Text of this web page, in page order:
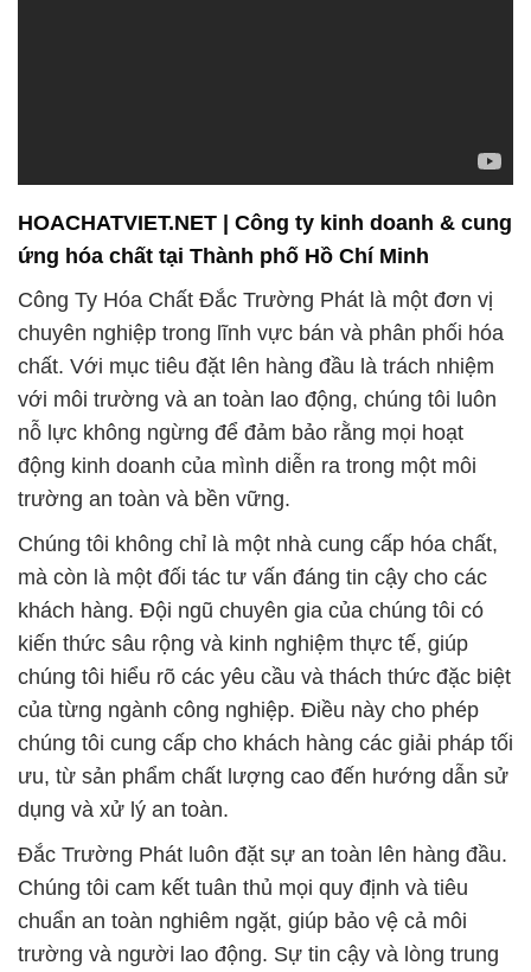
HOACHATVIET.NET | Công ty kinh doanh & cung
ứng hóa chất tại Thành phố Hồ Chí Minh
Công Ty Hóa Chất Đắc Trường Phát là một đơn vị
chuyên nghiệp trong lĩnh vực bán và phân phối hóa
chất. Với mục tiêu đặt lên hàng đầu là trách nhiệm
với môi trường và an toàn lao động, chúng tôi luôn
nỗ lực không ngừng để đảm bảo rằng mọi hoạt
động kinh doanh của mình diễn ra trong một môi
trường an toàn và bền vững.
Chúng tôi không chỉ là một nhà cung cấp hóa chất,
mà còn là một đối tác tư vấn đáng tin cậy cho các
khách hàng. Đội ngũ chuyên gia của chúng tôi có
kiến thức sâu rộng và kinh nghiệm thực tế, giúp
chúng tôi hiểu rõ các yêu cầu và thách thức đặc biệt
của từng ngành công nghiệp. Điều này cho phép
chúng tôi cung cấp cho khách hàng các giải pháp tối
ưu, từ sản phẩm chất lượng cao đến hướng dẫn sử
dụng và xử lý an toàn.
Đắc Trường Phát luôn đặt sự an toàn lên hàng đầu.
Chúng tôi cam kết tuân thủ mọi quy định và tiêu
chuẩn an toàn nghiêm ngặt, giúp bảo vệ cả môi
trường và người lao động. Sự tin cậy và lòng trung